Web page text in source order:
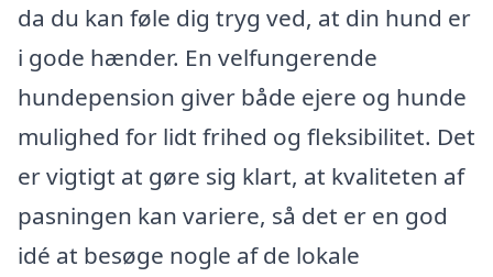
da du kan føle dig tryg ved, at din hund er
i gode hænder. En velfungerende
hundepension giver både ejere og hunde
mulighed for lidt frihed og fleksibilitet. Det
er vigtigt at gøre sig klart, at kvaliteten af
pasningen kan variere, så det er en god
idé at besøge nogle af de lokale